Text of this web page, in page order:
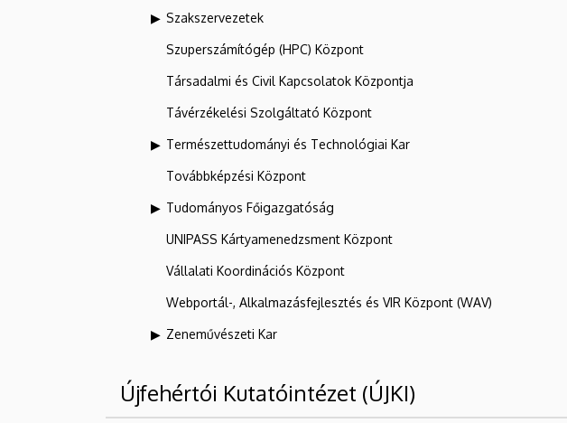
Szakszervezetek
Szuperszámítógép (HPC) Központ
Társadalmi és Civil Kapcsolatok Központja
Távérzékelési Szolgáltató Központ
Természettudományi és Technológiai Kar
Továbbképzési Központ
Tudományos Főigazgatóság
UNIPASS Kártyamenedzsment Központ
Vállalati Koordinációs Központ
Webportál-, Alkalmazásfejlesztés és VIR Központ (WAV)
Zeneművészeti Kar
Újfehértói Kutatóintézet (ÚJKI)